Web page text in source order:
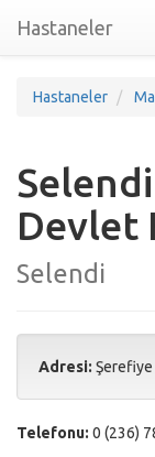
Hastaneler
Hastaneler
Selendi
Devlet
Selendi
Adresi:
Telefonu: 0 (236)